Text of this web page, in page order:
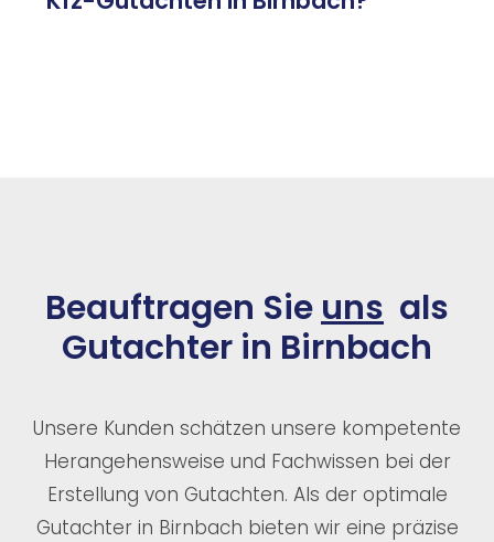
Beauftragen Sie uns als
Gutachter in Birnbach
Unsere Kunden schätzen unsere kompetente
Herangehensweise und Fachwissen bei der
Erstellung von Gutachten. Als der optimale
Gutachter in Birnbach bieten wir eine präzise